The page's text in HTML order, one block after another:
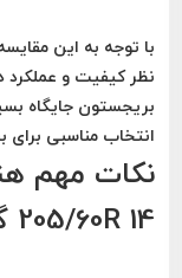
با توجه به این
نظرکیفیت و عملکرد
بریجستون جایگاه
انتخاب مناسبی برای
نکات مهم
205/60R 14 گل G Fit AS